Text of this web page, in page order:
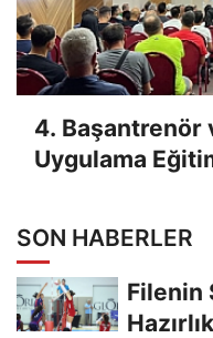
4. Başantrenör
Uygulama
SON HABERLER
Filenin